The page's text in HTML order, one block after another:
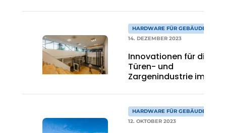
HARDWARE FÜR GEBÄUDE
14. DEZEMBER 2023
Innovationen für die
Türen- und
Zargenindustrie im
HARDWARE FÜR GEBÄUDE
12. OKTOBER 2023